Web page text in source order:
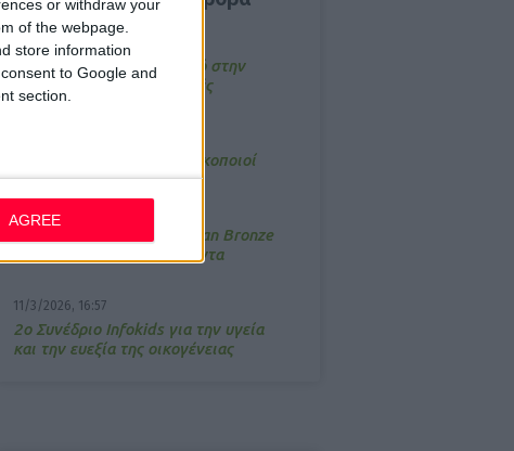
or withdraw your
of the webpage.
store information
to Google and
section.
AGREE
7/4/2026, 17:25
Memotin: Αποτελεσματικό στην
ανακούφιση από τις εμβοές
Στα θρανία ξανά οι φαρμακοποιοί
15/7/2026, 16:05
ΚΟRRES: Η συλλογή Aegean Bronze
υποδέχεται δύο νέα προϊόντα
11/3/2026, 16:57
2ο Συνέδριο Infokids για την υγεία
και την ευεξία της οικογένειας